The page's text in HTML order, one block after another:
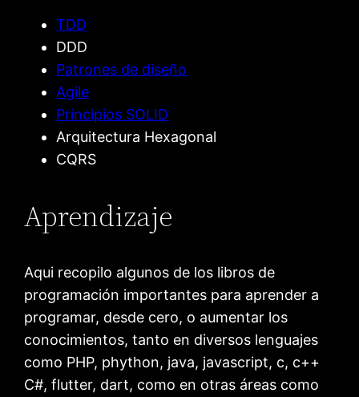
TDD
DDD
Patrones de diseño
Agile
Principios SOLID
Arquitectura Hexagonal
CQRS
Aprendizaje
Aqui recopilo algunos de los libros de
programación importantes para aprender a
programar, desde cero, o aumentar los
conocimientos, tanto en diversos lenguajes
como PHP, phython, java, javascript, c, c++
C#, flutter, dart, como en otras áreas como